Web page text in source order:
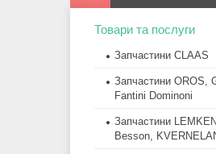
Товари та послуги
Запчастини CLAAS
Запчастини OROS,
Fantini Dominoni
Запчастини
Besson,